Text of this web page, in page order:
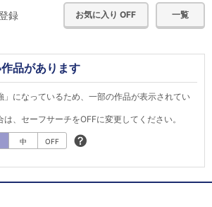
録 お気に入り OFF 一覧
品があります
」になっているため、一部の作品が表示されてい
、セーフサーチをOFFに変更してください。
中 OFF